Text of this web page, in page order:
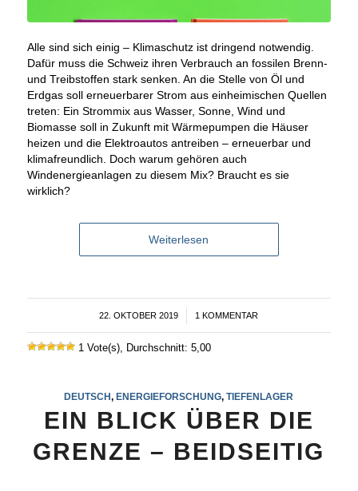
Alle sind sich einig – Klimaschutz ist dringend notwendig.
Dafür muss die Schweiz ihren Verbrauch an fossilen Brenn-
und Treibstoffen stark senken. An die Stelle von Öl und
Erdgas soll erneuerbarer Strom aus einheimischen Quellen
treten: Ein Strommix aus Wasser, Sonne, Wind und
Biomasse soll in Zukunft mit Wärmepumpen die Häuser
heizen und die Elektroautos antreiben – erneuerbar und
klimafreundlich. Doch warum gehören auch
Windenergieanlagen zu diesem Mix? Braucht es sie
wirklich?
Weiterlesen
22. OKTOBER 2019
/ 1 KOMMENTAR
1 Vote(s), Durchschnitt: 5,00
DEUTSCH, ENERGIEFORSCHUNG,TIEFENLAGER
EIN BLICK ÜBER DIE
GRENZE – BEIDSEITIG